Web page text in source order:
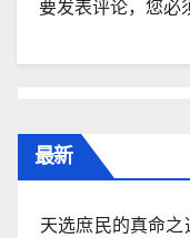
要发表评论，您必
最新
天选庶民的真命之